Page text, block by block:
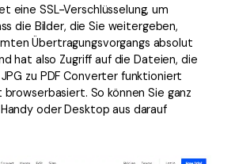
eine SSL-Verschlüsselung, um
die Bilder, die Sie weitergeben,
Übertragungsvorgangs absolut
hat also Zugriff auf die Dateien, die
zu PDF Converter funktioniert
browserbasiert. So können Sie ganz
oder Desktop aus darauf